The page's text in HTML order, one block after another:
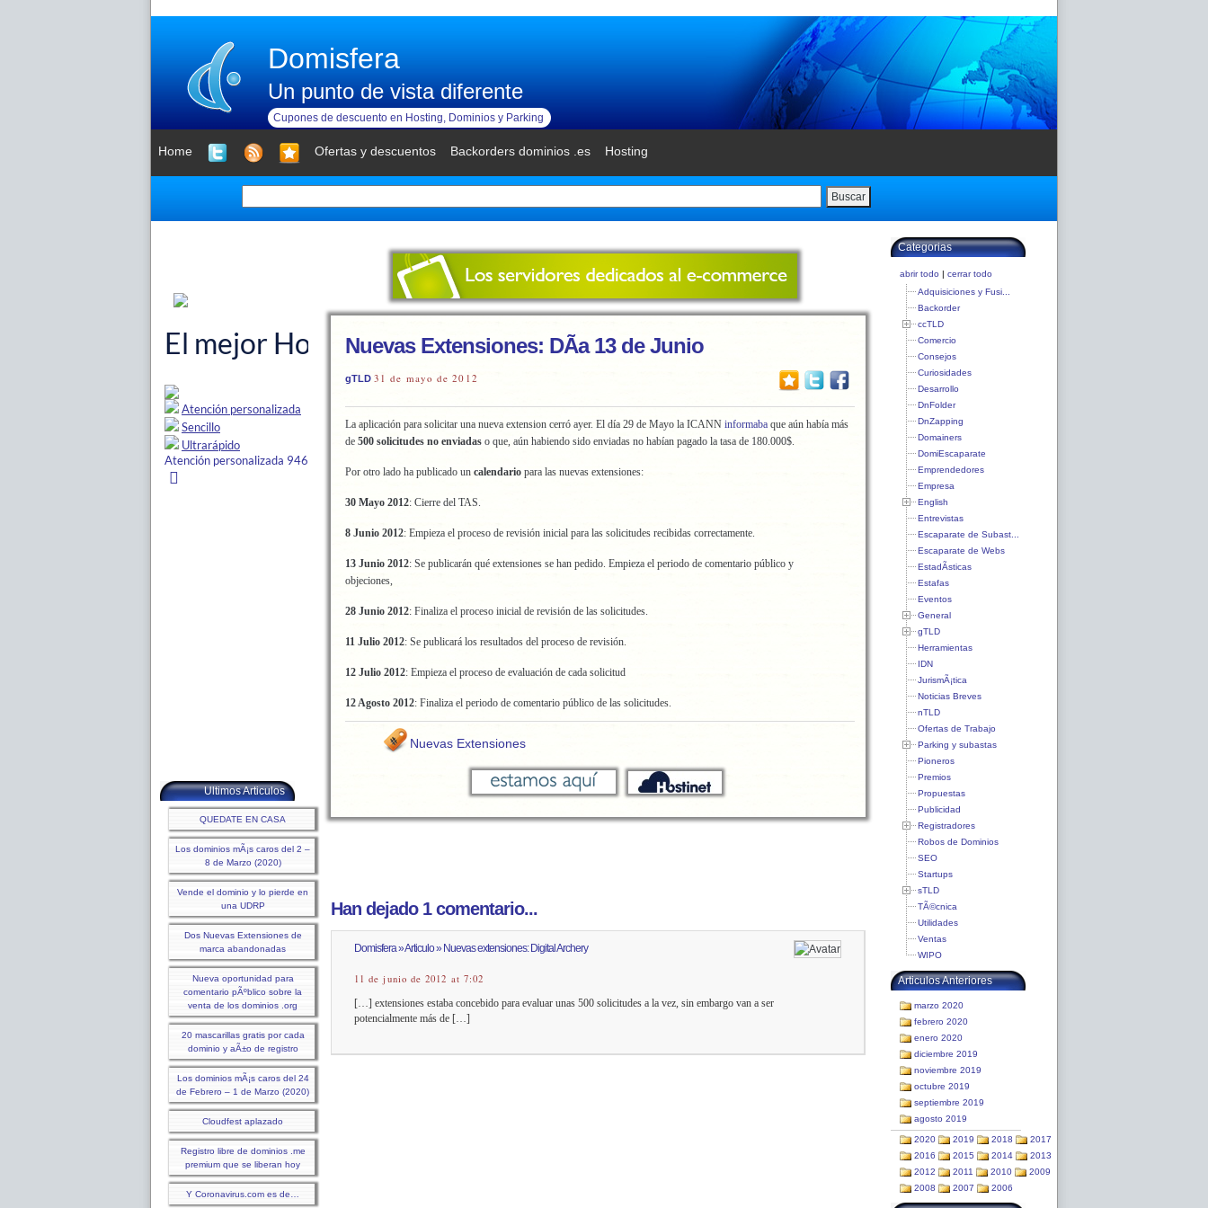
Domisfera
Un punto de vista diferente
Cupones de descuento en Hosting, Dominios y Parking
Home Ofertas y descuentos Backorders dominios .es Hosting
Buscar
Ultimos Articulos
QUEDATE EN CASA
Los dominios mÃ¡s caros del 2 –
8 de Marzo (2020)
Vende el dominio y lo pierde en
una UDRP
Dos Nuevas Extensiones de
marca abandonadas
Nueva oportunidad para
comentario pÃºblico sobre la
venta de los dominios .org
20 mascarillas gratis por cada
dominio y aÃ±o de registro
Los dominios mÃ¡s caros del 24
de Febrero – 1 de Marzo (2020)
Cloudfest aplazado
Registro libre de dominios .me
premium que se liberan hoy
Y Coronavirus.com es de…
Nuevas Extensiones: DÃ­a 13 de Junio
gTLD 31 de mayo de 2012
La aplicación para solicitar una nueva extension cerró ayer. El día 29 de Mayo la ICANN informaba que aún había más
de 500 solicitudes no enviadas o que, aún habiendo sido enviadas no habían pagado la tasa de 180.000$.
Por otro lado ha publicado un calendario para las nuevas extensiones:
30 Mayo 2012: Cierre del TAS.
8 Junio 2012: Empieza el proceso de revisión inicial para las solicitudes recibidas correctamente.
13 Junio 2012: Se publicarán qué extensiones se han pedido. Empieza el periodo de comentario público y
objeciones,
28 Junio 2012: Finaliza el proceso inicial de revisión de las solicitudes.
11 Julio 2012: Se publicará los resultados del proceso de revisión.
12 Julio 2012: Empieza el proceso de evaluación de cada solicitud
12 Agosto 2012: Finaliza el periodo de comentario público de las solicitudes.
Nuevas Extensiones
Han dejado 1 comentario...
Domisfera » Articulo » Nuevas extensiones: Digital Archery
11 de junio de 2012 at 7:02
[…] extensiones estaba concebido para evaluar unas 500 solicitudes a la vez, sin embargo van a ser
potencialmente más de […]
Categorias
abrir todo | cerrar todo
Adquisiciones y Fusi...
Backorder
ccTLD
Comercio
Consejos
Curiosidades
Desarrollo
DnFolder
DnZapping
Domainers
DomiEscaparate
Emprendedores
Empresa
English
Entrevistas
Escaparate de Subast...
Escaparate de Webs
EstadÃ­sticas
Estafas
Eventos
General
gTLD
Herramientas
IDN
JurismÃ¡tica
Noticias Breves
nTLD
Ofertas de Trabajo
Parking y subastas
Pioneros
Premios
Propuestas
Publicidad
Registradores
Robos de Dominios
SEO
Startups
sTLD
TÃ©cnica
Utilidades
Ventas
WIPO
Articulos Anteriores
marzo 2020
febrero 2020
enero 2020
diciembre 2019
noviembre 2019
octubre 2019
septiembre 2019
agosto 2019
2020 2019 2018
2017
2016
2015 2014
2013
2012
2011 2010
2009
2008
2007 2006